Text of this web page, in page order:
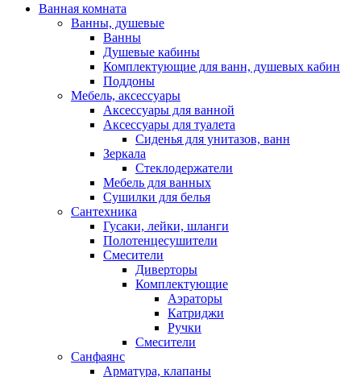
Ванная комната
Ванны, душевые
Ванны
Душевые кабины
Комплектующие для ванн, душевых кабин
Поддоны
Мебель, аксессуары
Аксессуары для ванной
Аксессуары для туалета
Сиденья для унитазов, ванн
Зеркала
Стеклодержатели
Мебель для ванных
Сушилки для белья
Сантехника
Гусаки, лейки, шланги
Полотенцесушители
Смесители
Диверторы
Комплектующие
Аэраторы
Катриджи
Ручки
Смесители
Санфаянс
Арматура, клапаны